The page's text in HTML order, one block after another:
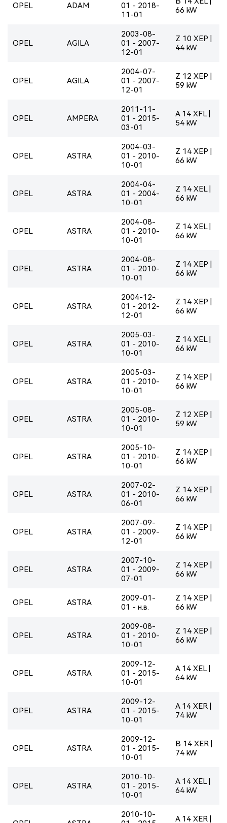
OPEL ADAM
01 - 2018-
11-01
66 kW
OPEL AGILA
2003-08-
01 - 2007-
12-01
Z 10 XEP |
44 kW
OPEL AGILA
2004-07-
01 - 2007-
12-01
Z 12 XEP |
59 kW
OPEL AMPERA
2011-11-
01 - 2015-
03-01
A 14 XFL |
54 kW
OPEL ASTRA
2004-03-
01 - 2010-
10-01
Z 14 XEP |
66 kW
OPEL ASTRA
2004-04-
01 - 2004-
10-01
Z 14 XEL |
66 kW
OPEL ASTRA
2004-08-
01 - 2010-
10-01
Z 14 XEL |
66 kW
OPEL ASTRA
2004-08-
01 - 2010-
10-01
Z 14 XEP |
66 kW
OPEL ASTRA
2004-12-
01 - 2012-
12-01
Z 14 XEP |
66 kW
OPEL ASTRA
2005-03-
01 - 2010-
10-01
Z 14 XEL |
66 kW
OPEL ASTRA
2005-03-
01 - 2010-
10-01
Z 14 XEP |
66 kW
OPEL ASTRA
2005-08-
01 - 2010-
10-01
Z 12 XEP |
59 kW
OPEL ASTRA
2005-10-
01 - 2010-
10-01
Z 14 XEP |
66 kW
OPEL ASTRA
2007-02-
01 - 2010-
06-01
Z 14 XEP |
66 kW
OPEL ASTRA
2007-09-
01 - 2009-
12-01
Z 14 XEP |
66 kW
OPEL ASTRA
2007-10-
01 - 2009-
07-01
Z 14 XEP |
66 kW
OPEL ASTRA
2009-01-
01 - н.в.
Z 14 XEP |
66 kW
OPEL ASTRA
2009-08-
01 - 2010-
10-01
Z 14 XEP |
66 kW
OPEL ASTRA
2009-12-
01 - 2015-
10-01
A 14 XEL |
64 kW
OPEL ASTRA
2009-12-
01 - 2015-
10-01
A 14 XER |
74 kW
OPEL ASTRA
2009-12-
01 - 2015-
10-01
B 14 XER |
74 kW
OPEL ASTRA
2010-10-
01 - 2015-
10-01
A 14 XEL |
64 kW
2010-10-
A 14 XER |